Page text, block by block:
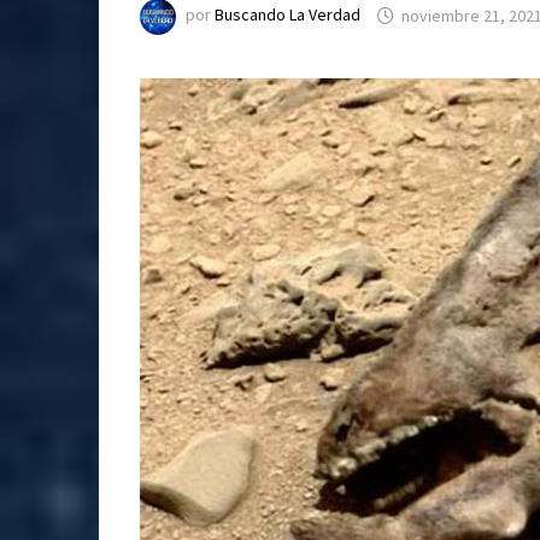
porBuscando La Verdad noviembre 21,